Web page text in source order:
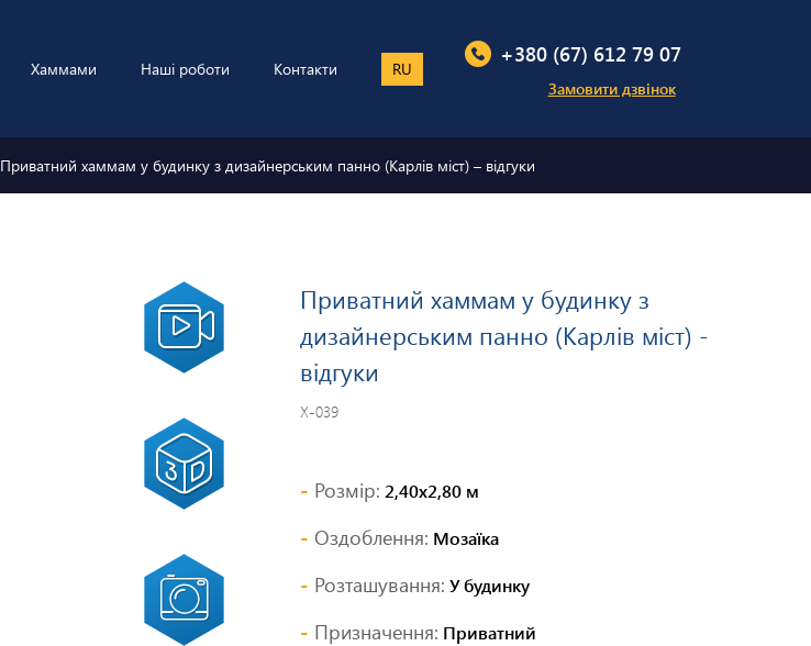
Хаммами Наші роботи Контакти RU
+380 (67) 612 79 07
Замовити дзвінок
Приватний хаммам у будинку з дизайнерським панно (Карлів міст) – відгуки
Приватний хаммам у будинку з
дизайнерським панно (Карлів міст) -
відгуки
Х-039
Розмір: 2,40х2,80 м
Оздоблення: Мозаїка
Розташування: У будинку
Призначення: Приватний